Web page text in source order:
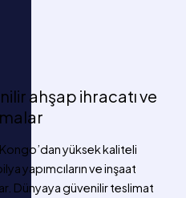
ahşap ihracatı ve
yüksek kaliteli
yapımcıların ve inşaat
Dünyaya güvenilir teslimat